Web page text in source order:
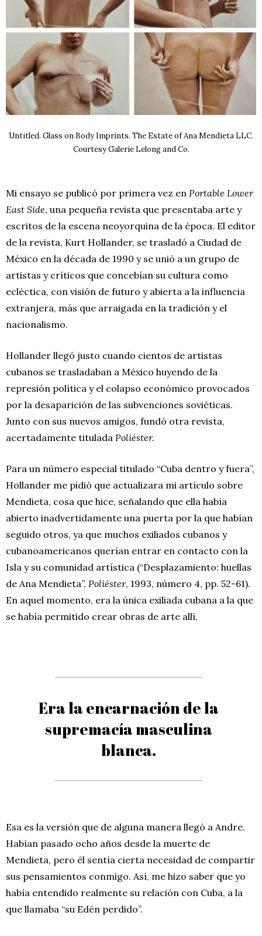
Untitled. Glass on Body Imprints. The Estate of Ana Mendieta LLC.
Courtesy Galerie Lelong and Co.
Mi ensayo se publicó por primera vez en Portable Lower
East Side, una pequeña revista que presentaba arte y
escritos de la escena neoyorquina de la época. El editor
de la revista, Kurt Hollander, se trasladó a Ciudad de
México en la década de 1990 y se unió a un grupo de
artistas y críticos que concebían su cultura como
ecléctica, con visión de futuro y abierta a la influencia
extranjera, más que arraigada en la tradición y el
nacionalismo.
Hollander llegó justo cuando cientos de artistas
cubanos se trasladaban a México huyendo de la
represión política y el colapso económico provocados
por la desaparición de las subvenciones soviéticas.
Junto con sus nuevos amigos, fundó otra revista,
acertadamente titulada Poliéster.
Para un número especial titulado “Cuba dentro y fuera”,
Hollander me pidió que actualizara mi artículo sobre
Mendieta, cosa que hice, señalando que ella había
abierto inadvertidamente una puerta por la que habían
seguido otros, ya que muchos exiliados cubanos y
cubanoamericanos querían entrar en contacto con la
Isla y su comunidad artística (“Desplazamiento: huellas
de Ana Mendieta”, Poliéster, 1993, número 4, pp. 52-61).
En aquel momento, era la única exiliada cubana a la que
se había permitido crear obras de arte allí.
Era la encarnación de la
supremacía masculina
blanca.
Esa es la versión que de alguna manera llegó a Andre.
Habían pasado ocho años desde la muerte de
Mendieta, pero él sentía cierta necesidad de compartir
sus pensamientos conmigo. Así, me hizo saber que yo
había entendido realmente su relación con Cuba, a la
que llamaba “su Edén perdido”.